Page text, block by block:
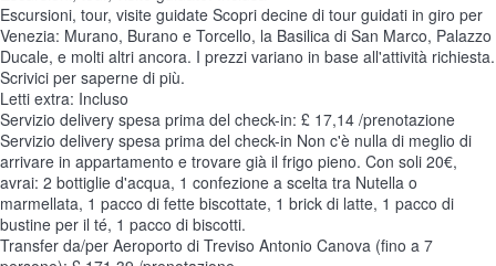
Escursioni, tour, visite guidate Scopri decine di tour guidati in giro per
Venezia: Murano, Burano e Torcello, la Basilica di San Marco, Palazzo
Ducale, e molti altri ancora. I prezzi variano in base all'attività richiesta.
Scrivici per saperne di più.
Letti extra: Incluso
Servizio delivery spesa prima del check-in: £ 17,14 /prenotazione
Servizio delivery spesa prima del check-in Non c'è nulla di meglio di
arrivare in appartamento e trovare già il frigo pieno. Con soli 20€,
avrai: 2 bottiglie d'acqua, 1 confezione a scelta tra Nutella o
marmellata, 1 pacco di fette biscottate, 1 brick di latte, 1 pacco di
bustine per il té, 1 pacco di biscotti.
Transfer da/per Aeroporto di Treviso Antonio Canova (fino a 7